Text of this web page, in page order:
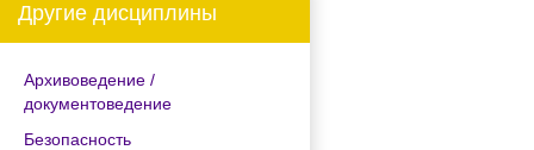
Другие дисциплины
Архивоведение /
документоведение
Безопасность